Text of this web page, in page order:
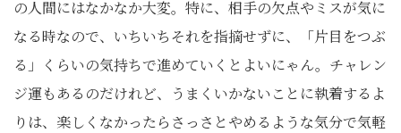
の人間にはなかなか大変。特に、相手の欠点やミスが気に
なる時なので、いちいちそれを指摘せずに、「片目をつぶ
る」くらいの気持ちで進めていくとよいにゃん。チャレン
ジ運もあるのだけれど、うまくいかないことに執着するよ
りは、楽しくなかったらさっさとやめるような気分で気軽